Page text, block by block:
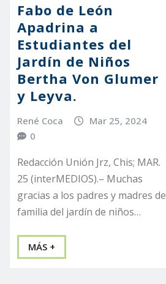
Fabo de León
Apadrina a
Estudiantes del
Jardín de Niños
Bertha Von Glumer
y Leyva.
René Coca
Mar 25, 2024
0
Redacción Unión Jrz, Chis; MAR.
25 (interMEDIOS).– Muchas
gracias a los padres y madres de
familia del jardín de niños…
MÁS +